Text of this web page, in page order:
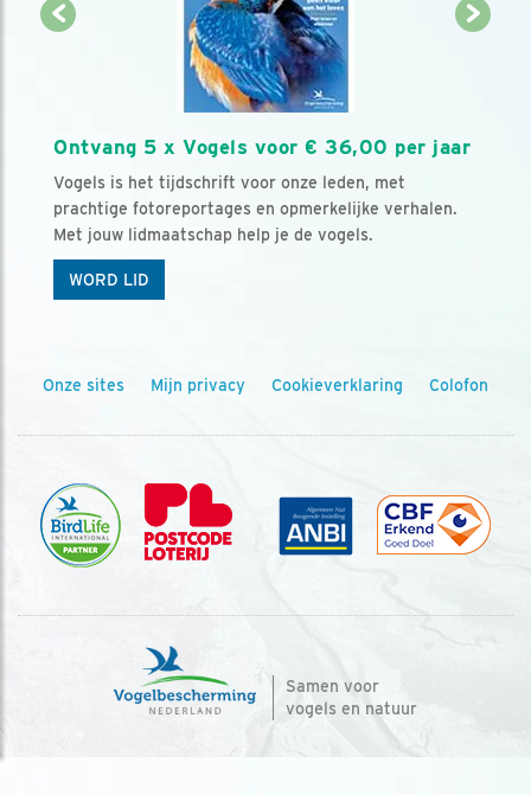
Ontvang 5 x Vogels voor € 36,00 per jaar
Vogels is het tijdschrift voor onze leden, met
prachtige fotoreportages en opmerkelijke verhalen.
Met jouw lidmaatschap help je de vogels.
WORD LID
Onze sites Mijn privacy Cookieverklaring Colofon
Samen voor
vogels en natuur